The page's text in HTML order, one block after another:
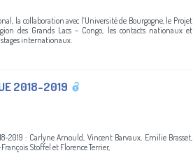
la collaboration avec l’Université de Bourgogne, le Projet
des Grands Lacs – Congo, les contacts nationaux et
internationaux.
2018-2019
2019 : Carlyne Arnould, Vincent Barvaux, Emilie Brasset,
Stoffel et Florence Terrier,